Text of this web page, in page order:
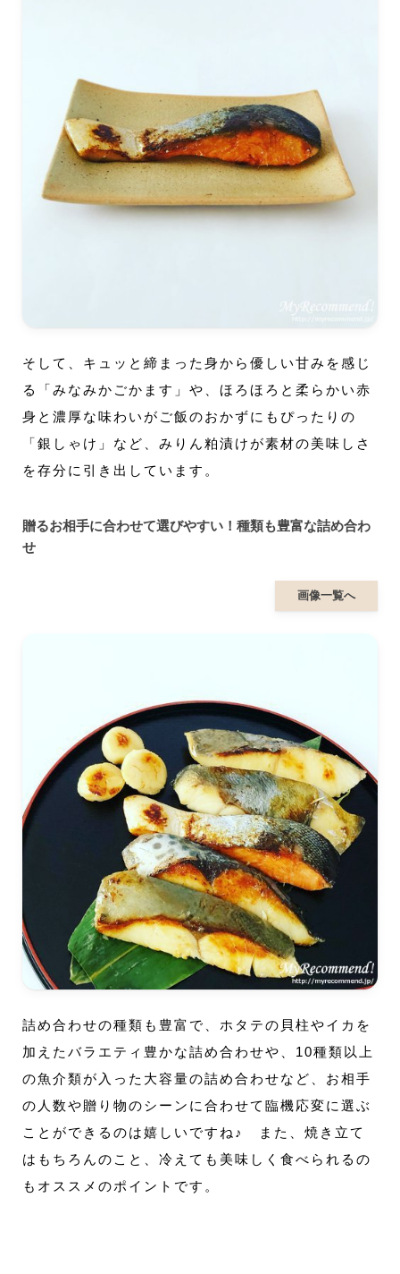
そして、キュッと締まった身から優しい甘みを感じ
る「みなみかごかます」や、ほろほろと柔らかい赤
身と濃厚な味わいがご飯のおかずにもぴったりの
「銀しゃけ」など、みりん粕漬けが素材の美味しさ
を存分に引き出しています。
贈るお相手に合わせて選びやすい！種類も豊富な詰め合わ
せ
画像一覧へ
詰め合わせの種類も豊富で、ホタテの貝柱やイカを
加えたバラエティ豊かな詰め合わせや、10種類以上
の魚介類が入った大容量の詰め合わせなど、お相手
の人数や贈り物のシーンに合わせて臨機応変に選ぶ
ことができるのは嬉しいですね♪ また、焼き立て
はもちろんのこと、冷えても美味しく食べられるの
もオススメのポイントです。